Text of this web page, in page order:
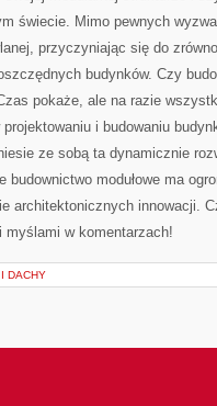
świecie. Mimo⁣ pewnych
⁤przyczyniając się do
budynków. Czy
⁣pokaże, ale na⁣ razie
i budowaniu
ze sobą ta dynamicznie
modułowe ma
architektonicznych innowacji.
w komentarzach!
DACHY